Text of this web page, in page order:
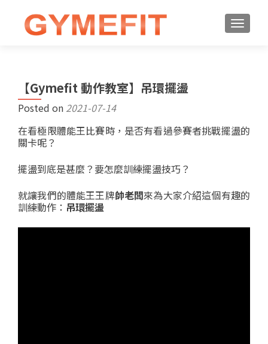
【Gymefit 動作教室】吊環擺盪
Posted on 2021-07-14
在看極限體能王比賽時，是否有看過參賽者挑戰擺盪的
關卡呢？
擺盪到底是甚麼？要怎麼訓練擺盪技巧？
就讓我們的體能王王牌帥老闆來為大家介紹這個有趣的
訓練動作： 吊環擺盪